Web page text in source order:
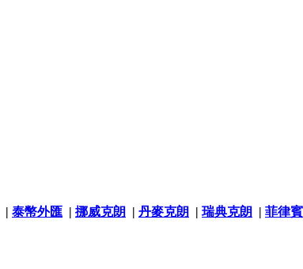
| 泰幣外匯 | 挪威克朗 | 丹麥克朗 | 瑞典克朗 | 菲律賓